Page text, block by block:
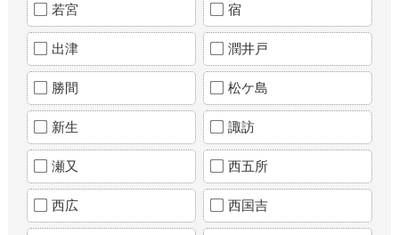
若宮 宿
出津 潤井戸
勝間 松ケ島
新生 諏訪
瀬又 西五所
西広 西国吉